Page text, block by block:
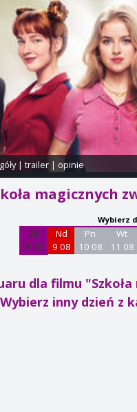
| trailer| opinie
magicznych
Wybierz
Sb
8 08
Nd
9 08
Pn
10 08
Wt
11 08
dla filmu
Wybierz inny dzień z